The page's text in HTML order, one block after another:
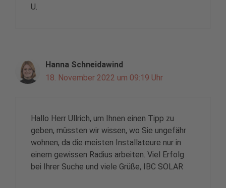
U.
Hanna Schneidawind
18. November 2022 um 09:19 Uhr
Hallo Herr Ullrich, um Ihnen einen Tipp zu
geben, müssten wir wissen, wo Sie ungefähr
wohnen, da die meisten Installateure nur in
einem gewissen Radius arbeiten. Viel Erfolg
bei Ihrer Suche und viele Grüße, IBC SOLAR